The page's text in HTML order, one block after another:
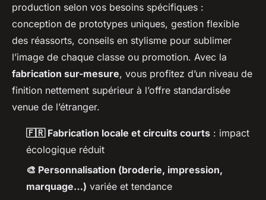
production selon vos besoins spécifiques :
conception de prototypes uniques, gestion flexible
des réassorts, conseils en stylisme pour sublimer
l’image de chaque classe ou promotion. Avec la
fabrication sur-mesure, vous profitez d’un niveau de
finition nettement supérieur à l’offre standardisée
venue de l’étranger.
🇫🇷 Fabrication locale et circuits courts : impact
écologique réduit
🎨 Personnalisation (broderie, impression,
marquage…) variée et tendance